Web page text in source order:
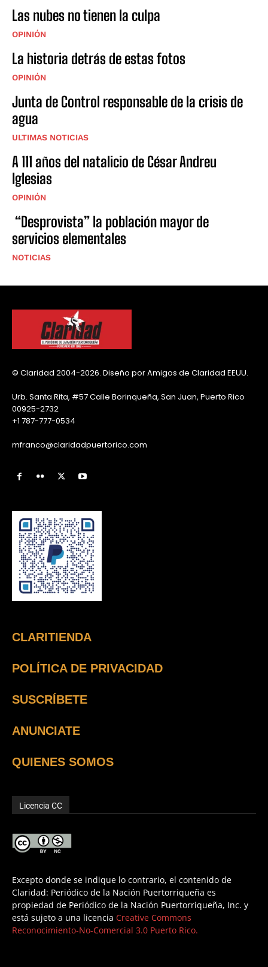
Las nubes no tienen la culpa
OPINIÓN
La historia detrás de estas fotos
OPINIÓN
Junta de Control responsable de la crisis de
agua
ULTIMAS NOTICIAS
A 111 años del natalicio de César Andreu
Iglesias
OPINIÓN
“Desprovista” la población mayor de
servicios elementales
NOTICIAS
© Claridad 2004-2026. Diseño por Amigos de Claridad EEUU.
Urb. Santa Rita, #57 Calle Borinqueña, San Juan, Puerto Rico
00925-2732
+1 787-777-0534
mfranco@claridadpuertorico.com
CLARITIENDA
POLÍTICA DE PRIVACIDAD
SUSCRÍBETE
ANUNCIATE
QUIENES SOMOS
Licencia CC
Excepto donde se indique lo contrario, el contenido de
Claridad: Periódico de la Nación Puertorriqueña es
propiedad de Periódico de la Nación Puertorriqueña, Inc. y
está sujeto a una licencia Creative Commons
Reconocimiento-No-Comercial 3.0 Puerto Rico.